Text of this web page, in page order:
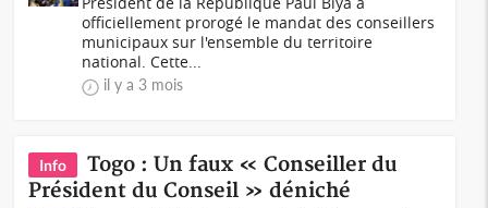
officiellement prorogé le mandat des conseillers
municipaux sur l'ensemble du territoire
national. Cette...
il y a 3 mois
Info
Togo : Un faux « Conseiller du
Président du Conseil » déniché